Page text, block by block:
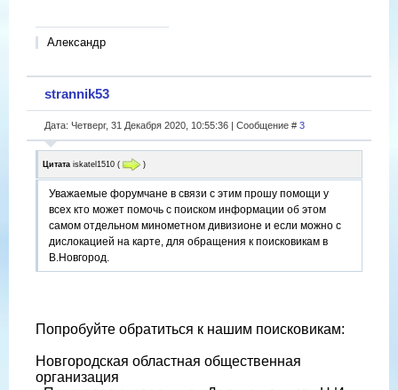
Александр
strannik53
Дата: Четверг, 31 Декабря 2020, 10:55:36 | Сообщение # 3
Цитата iskatel1510 ( )
Уважаемые форумчане в связи с этим прошу помощи у
всех кто может помочь с поиском информации об этом
самом отдельном минометном дивизионе и если можно с
дислокацией на карте, для обращения к поисковикам в
В.Новгород.
Попробуйте обратиться к нашим поисковикам:
Новгородская областная общественная
организация